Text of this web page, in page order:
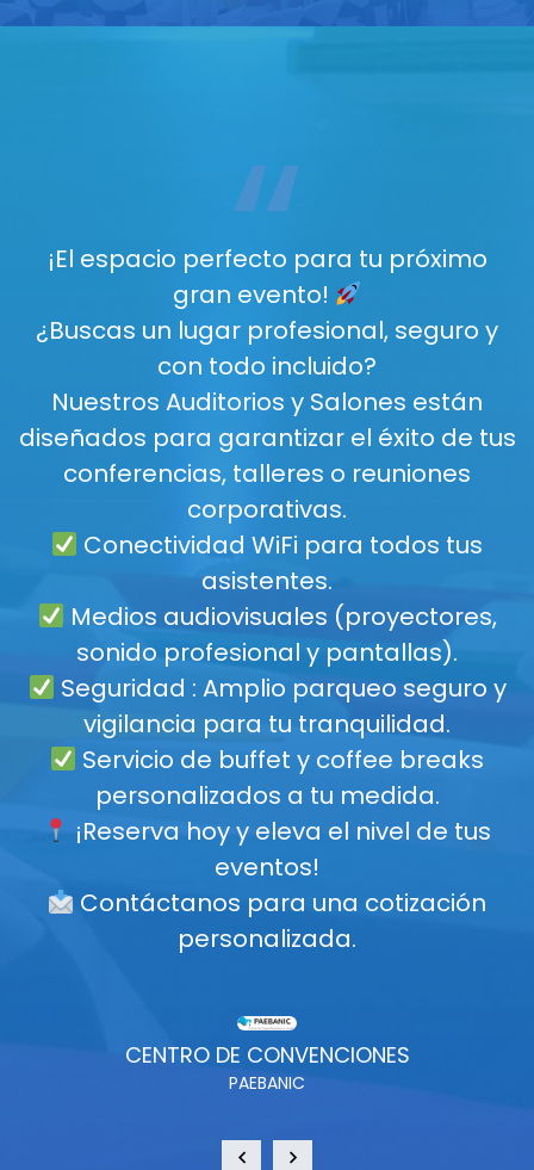
“
¡El espacio perfecto para tu próximo
gran evento!
¿Buscas un lugar profesional, seguro y
con todo incluido?
Nuestros Auditorios y Salones están
diseñados para garantizar el éxito de tus
conferencias, talleres o reuniones
corporativas.
Conectividad WiFi para todos tus
asistentes.
Medios audiovisuales (proyectores,
sonido profesional y pantallas).
Seguridad : Amplio parqueo seguro y
vigilancia para tu tranquilidad.
Servicio de buffet y coffee breaks
personalizados a tu medida.
¡Reserva hoy y eleva el nivel de tus
eventos!
Contáctanos para una cotización
personalizada.
CENTRO DE CONVENCIONES
PAEBANIC